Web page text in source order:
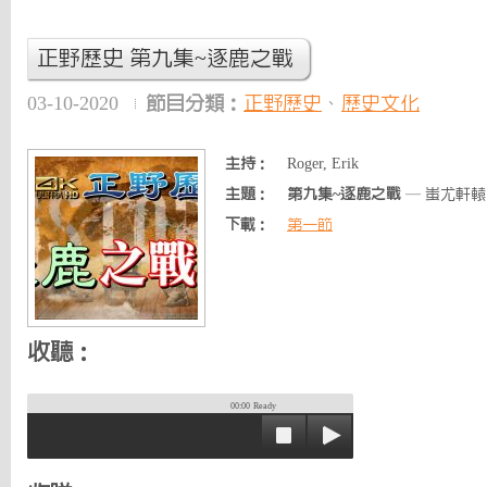
正野歷史 第九集~逐鹿之戰
03-10-2020 節目分類： 正野歷史 、 歷史文化
主持：
Roger, Erik
主題：
第九集~逐鹿之戰 — 蚩尤軒轅
下載：
第一節
收聽：
00:00 Ready